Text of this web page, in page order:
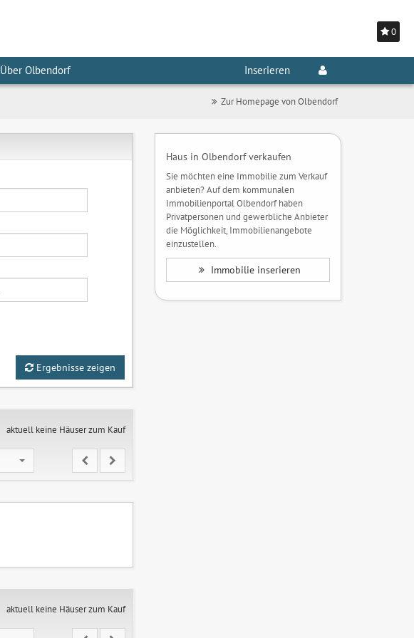
0
Über Olbendorf Inserieren
Zur Homepage von Olbendorf
Ergebnisse zeigen
aktuell keine Häuser zum Kauf
aktuell keine Häuser zum Kauf
Haus in Olbendorf verkaufen
Sie möchten eine Immobilie zum Verkauf
anbieten? Auf dem kommunalen
Immobilienportal Olbendorf haben
Privatpersonen und gewerbliche Anbieter
die Möglichkeit, Immobilienangebote
einzustellen.
Immobilie inserieren